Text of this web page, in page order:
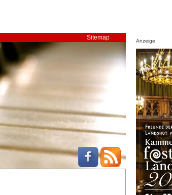
Sitemap Anzeige